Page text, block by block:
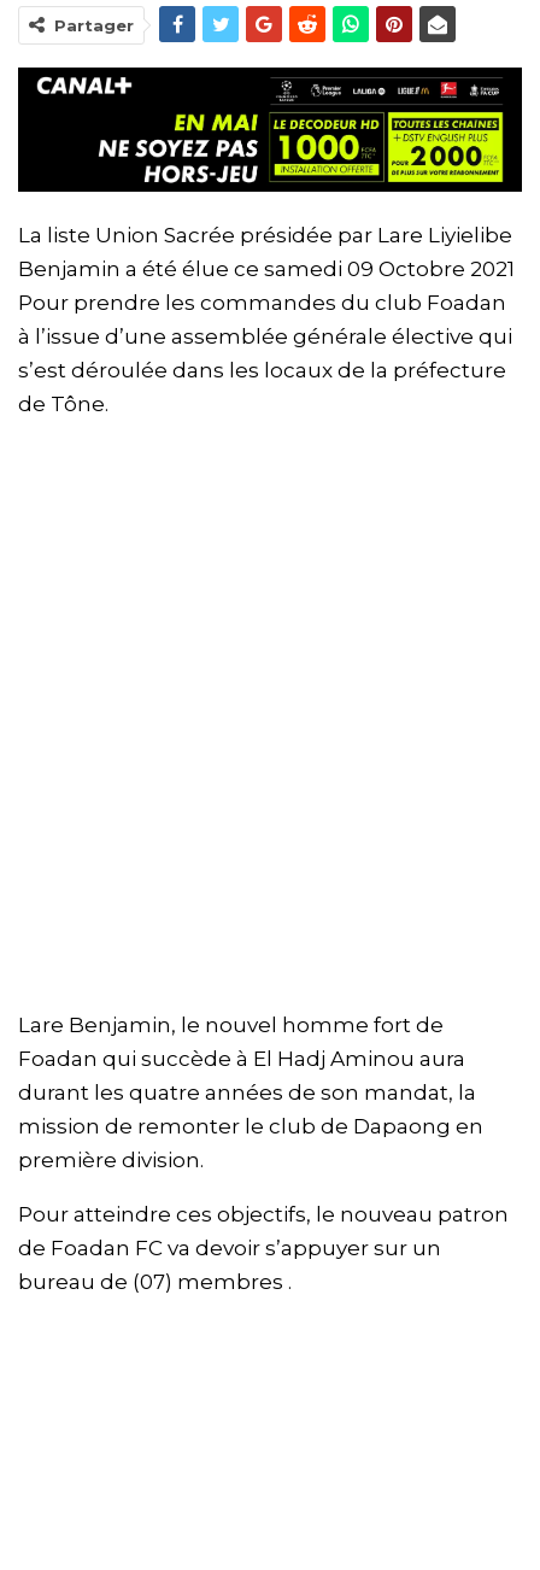
Partager
La liste Union Sacrée présidée par Lare Liyielibe
Benjamin a été élue ce samedi 09 Octobre 2021
Pour prendre les commandes du club Foadan
à l’issue d’une assemblée générale élective qui
s’est déroulée dans les locaux de la préfecture
de Tône.
Lare Benjamin, le nouvel homme fort de
Foadan qui succède à El Hadj Aminou aura
durant les quatre années de son mandat, la
mission de remonter le club de Dapaong en
première division.
Pour atteindre ces objectifs, le nouveau patron
de Foadan FC va devoir s’appuyer sur un
bureau de (07) membres .